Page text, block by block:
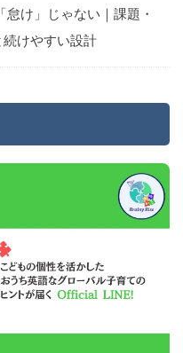
け」じゃない｜課題・
続けやすい設計